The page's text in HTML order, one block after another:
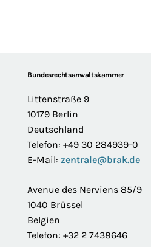
FooterBundesrechtsanwaltskammer
Littenstraße 9
10179 Berlin
Deutschland
Telefon: +49 30 284939-0
E-Mail: zentrale@brak.de
Avenue des Nerviens 85/9
1040 Brüssel
Belgien
Telefon: +32 2 7438646